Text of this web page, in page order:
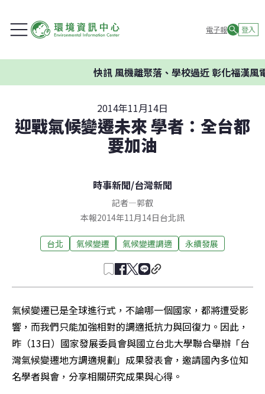
電子報 登入
快訊風機離聚落、學校過近 彰化福漢風電
2014年11月14日
迎戰氣候變遷未來 學者：全台都
要加油
時事新聞/台灣新聞
記者—郭叡
本報2014年11月14日台北訊
台北 氣候變遷 氣候變遷調適 永續發展
氣候變遷已是全球進行式，不論哪一個國家，都將遭受影
響，而我們只能加強相對的調適抵抗力與回復力。因此，
昨（13日）國家發展委員會與國立台北大學聯合舉辦「台
灣氣候變遷地方調適規劃」成果發表會，邀請國內多位知
名學者與會，分享相關研究成果與心得。